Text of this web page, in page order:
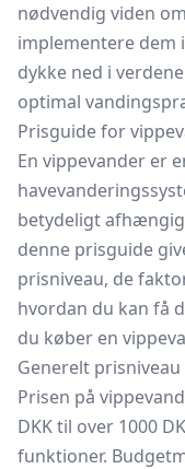
nødvendig viden
implementere dem
dykke ned i
optimal
Prisguide for
En vippevander er
betydeligt
denne prisguide
prisniveau, de
hvordan du kan få
du køber en
Generelt prisniveau
Prisen på
DKK til over 1000
funktioner.